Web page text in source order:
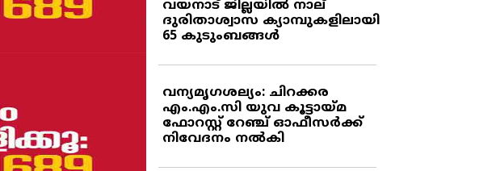
വയനാട് ജില്ലയില്‍ നാല്
ദുരിതാശ്വാസ ക്യാമ്പുകളിലായി
65 കുടുംബങ്ങള്‍
വന്യമൃഗശല്യം: ചിറക്കര
എം.എം.സി യുവ കൂട്ടായ്മ
ഫോറസ്റ്റ് റേഞ്ച് ഓഫീസര്‍ക്ക്
നിവേദനം നല്‍കി